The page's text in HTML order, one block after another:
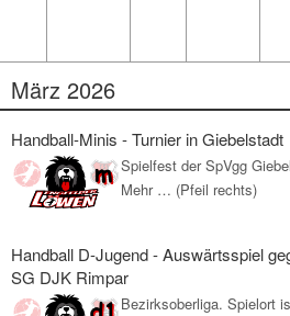
März 2026
Handball-Minis - Turnier in Giebelstadt
Spielfest der SpVgg
Mehr … (Pfeil rechts)
Handball D-Jugend - Auswärtsspiel
SG DJK Rimpar
Bezirksoberliga. Spielort